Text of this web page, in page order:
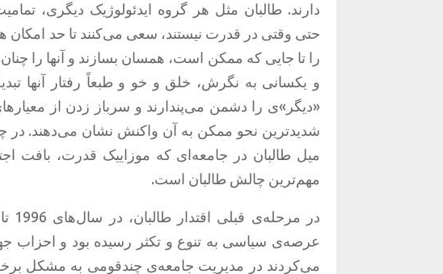
دارند. طالبان مثل هر گروه ایدئولوژیک دیگری،
حتی وقتی در قدرت نیستند، سعی می‌کنند تا حد امکان
را تا جایی که ممکن است، همسان بسازند و آنها را
و یکسانی به نگرش، خلق و خو و طبعاً رفتار آنها
«دیگر»ی را دشمن می‌پندارند و سرباز زدن از
شدیدترین نحو ممکن به آن واکنش نشان می‌دهند.
میل طالبان در جامعه‌ا‌ی که موزاییک قدرت، بافت
مهم‌ترین چالش طالبان است.
عرصه‌ی سیاسی به تنوع و تکثر رسیده بود و احزاب
می‌کردند در مدیریت جامعه‌ی چندقومی به مشکل